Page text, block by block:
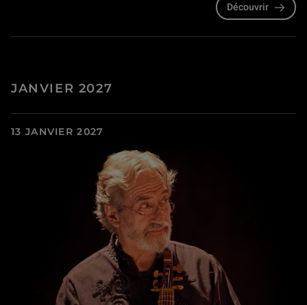
Découvrir
JANVIER 2027
13 JANVIER 2027